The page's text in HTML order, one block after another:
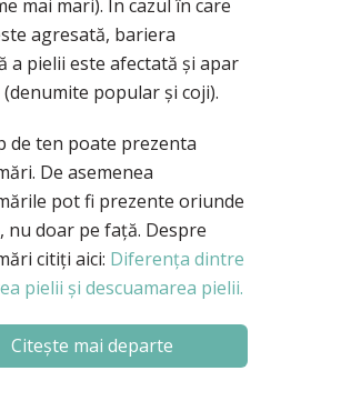
mai mari). În cazul în care
agresată, bariera
a pielii este afectată şi apar
(denumite popular şi coji).
de ten poate prezenta
De asemenea
pot fi prezente oriunde
nu doar pe faţă. Despre
citiţi aici: Diferenţa dintre
pielii şi descuamarea pielii.
Citește mai departe